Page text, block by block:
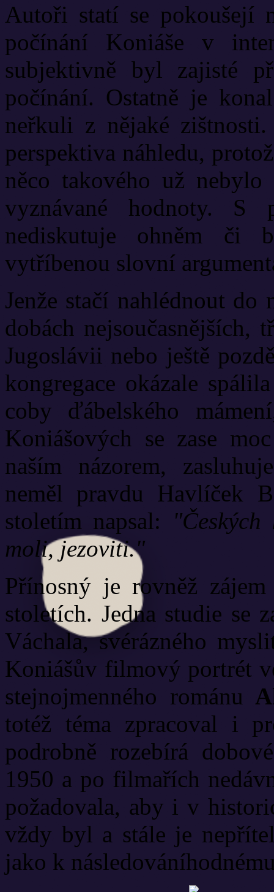
Autoři statí se pokoušejí
počínání Koniáše v
subjektivně byl zajisté
počínání. Ostatně je
neřkuli z nějaké
perspektiva náhledu,
něco takového už
vyznávané hodnoty.
nediskutuje ohněm či
vytříbenou slovní
Jenže stačí nahlédnout
dobách nejsoučasnějších,
Jugoslávii nebo ještě
kongregace okázale
coby ďábelského
Koniášových se zase
naším názorem,
neměl pravdu Havlíček
stoletím napsal:
moli, jezoviti."
Přínosný je rovněž
stoletích. Jedna studie se
Váchala, svérázného
Koniášův filmový portrét
stejnojmenného románu
totéž téma zpracoval i
podrobně rozebírá
1950 a po filmařích
požadovala, aby i v
vždy byl a stále je
jako k